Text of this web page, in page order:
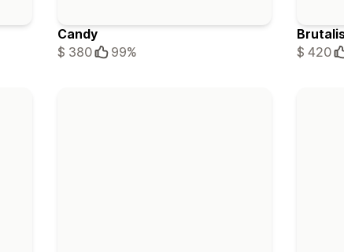
Candy
$ 380
99%
$ 420